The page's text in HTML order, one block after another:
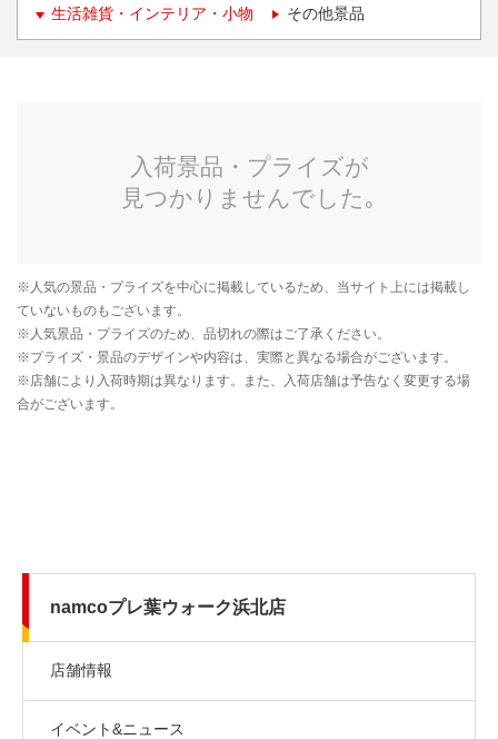
生活雑貨・インテリア・小物 その他景品
namcoプレ葉ウォーク浜北店
店舗情報
イベント&ニュース